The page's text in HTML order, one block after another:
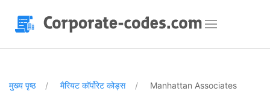
मुख्य पृष्ठ मैरियट कॉर्पोरेट कोड्स Manhattan Associates